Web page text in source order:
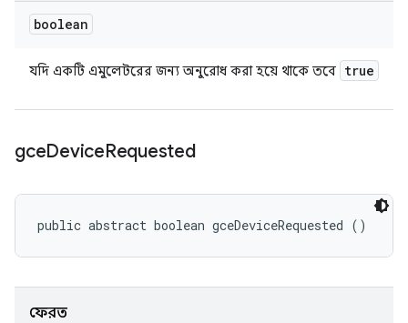
boolean
যদি একটি এমুলেটরের জন্য অনুরোধ করা হয়ে থাকে তবে true
gceDeviceRequested
public abstract boolean gceDeviceRequested ()
ফেরত